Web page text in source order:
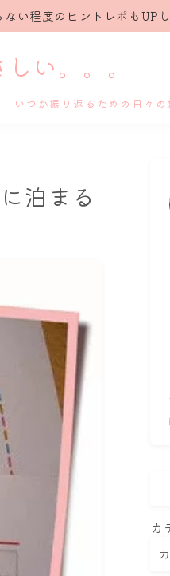
ない程度のヒントレポもUP
い。。。
いつか振り返るための日々の
泊まる
カ